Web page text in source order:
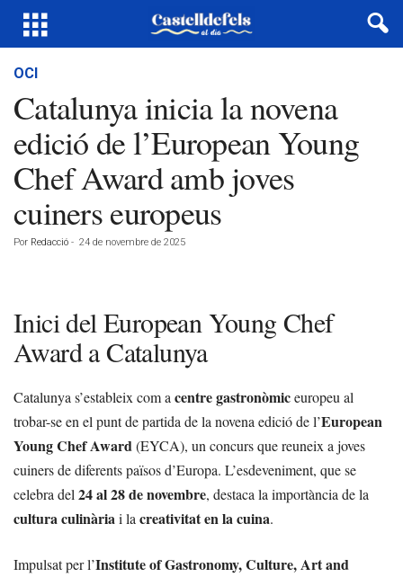
OCI
Catalunya inicia la novena
edició de l’European Young
Chef Award amb joves
cuiners europeus
Por Redacció - 24 de novembre de 2025
Inici del European Young Chef
Award a Catalunya
Catalunya s’estableix com a centre gastronòmiceuropeu al
trobar-se en el punt de partida de la novena edició de l’European
Young Chef Award(EYCA), un concurs que reuneix a joves
cuiners de diferents països d’Europa. L’esdeveniment, que se
celebra del 24 al 28 de novembre, destaca la importància de la
cultura culinàriai la creativitat en la cuina.
Impulsat per l’Institute of Gastronomy, Culture, Art and